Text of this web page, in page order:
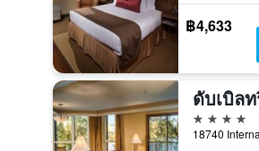
฿4,633
4 ดาว